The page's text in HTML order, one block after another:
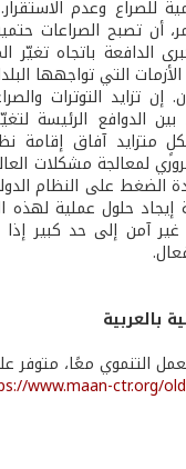
للصراع وعدم
أن تصبح الصراعات
الدافعة باتجاه تغيّر
التي تواجهها
إن تزايد التوترات
الدوافع الرئيسة
متزايد آفاق إقامة
لمعالجة مشكلات
الضغط على النظام
حلول عملية لهذه
غير آمن إلى حد كبير
بالعربية
التنموي معًا، متوفر
www.maan-ctr.org/